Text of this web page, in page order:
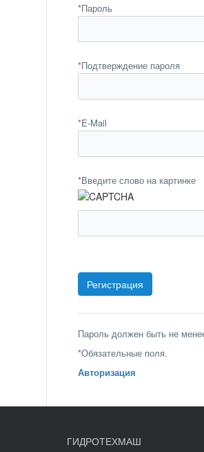
*Пароль
*Подтверждение пароля
*E-Mail
*Введите слово на картинке
Пароль должен быть не
*Обязательные поля.
Авторизация
ГИДРОТЕХМАШ